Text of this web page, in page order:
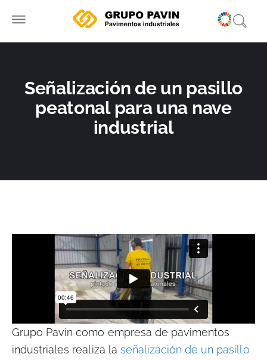
Señalización de un pasillo
peatonal para una nave
industrial
Grupo Pavin como empresa de pavimentos
industriales realiza la señalización de un pasillo